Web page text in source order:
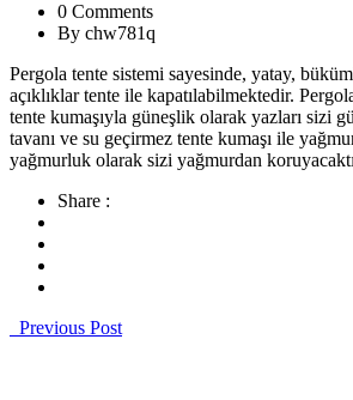
0 Comments
By chw781q
Pergola tente sistemi sayesinde, yatay,
açıklıklar tente ile kapatılabilmektedir.
tente kumaşıyla güneşlik olarak yazları sizi
tavanı ve su geçirmez tente kumaşı ile
yağmurluk olarak sizi yağmurdan
Share :
Previous Post